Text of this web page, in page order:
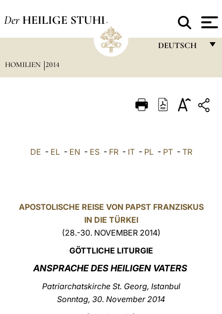
Der HEILIGE STUHL
DEUTSCH
ITALIANO
LATINE
HOMILIEN 2014
DE - EL- EN - ES- FR- IT- PL- PT- TR
APOSTOLISCHE REISE VON PAPST FRANZISKUS
IN DIE TÜRKEI
(28.-30. NOVEMBER 2014)
GÖTTLICHE LITURGIE
ANSPRACHE DES HEILIGEN VATERS
Patriarchatskirche St. Georg, Istanbul
Sonntag, 30. November 2014